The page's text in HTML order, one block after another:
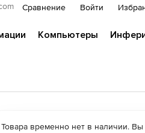
Сравнение Войти
Компьютеры
Товара временно нет в наличии.